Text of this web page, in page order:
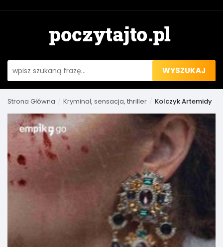
WYSZUKAJ
Strona Główna Kryminał, sensacja, thriller Kolczyk Artemidy